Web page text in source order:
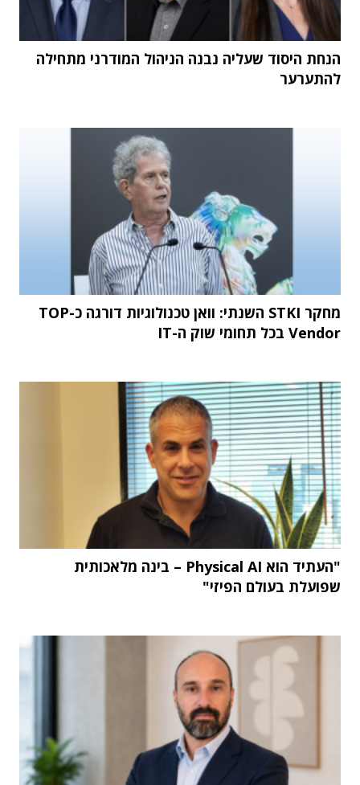
הנחת היסוד שעליה נבנה הניהול המודרני מתחילה
להתערער
מחקר STKI השנתי: וואן טכנולוגיות דורגה כ-TOP
Vendor בכל תחומי שוק ה-IT
"העתיד הוא Physical AI – בינה מלאכותית
שפועלת בעולם הפיזי"